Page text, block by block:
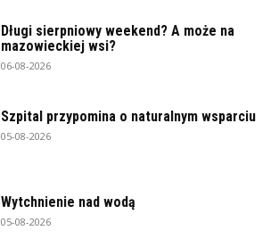
Długi sierpniowy weekend? A może na
mazowieckiej wsi?
06-08-2026
Szpital przypomina o naturalnym wsparciu
05-08-2026
Wytchnienie nad wodą
05-08-2026